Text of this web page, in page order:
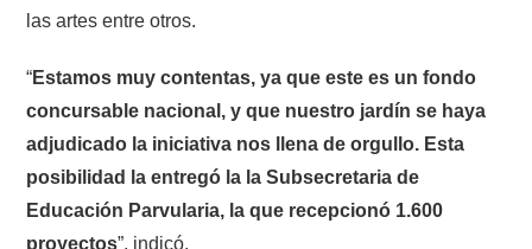
las artes entre otros.
“Estamos muy contentas, ya que este es un fondo
concursable nacional, y que nuestro jardín se haya
adjudicado la iniciativa nos llena de orgullo. Esta
posibilidad la entregó la la Subsecretaria de
Educación Parvularia, la que recepcionó 1.600
proyectos”, indicó.